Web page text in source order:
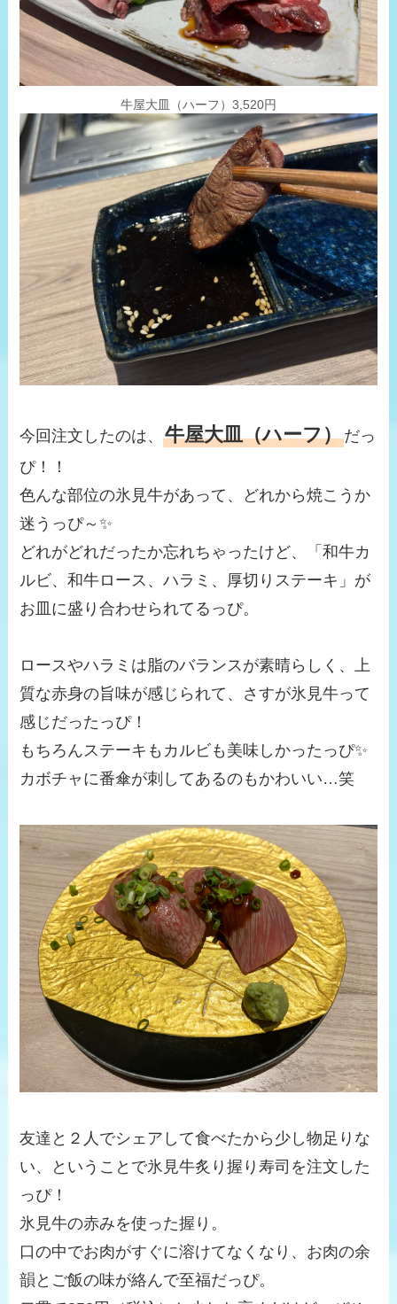
牛屋大皿（ハーフ）3,520円
今回注文したのは、牛屋大皿（ハーフ）だっ
ぴ！！
色んな部位の氷見牛があって、どれから焼こうか
迷うっぴ～✨
どれがどれだったか忘れちゃったけど、「和牛カ
ルビ、和牛ロース、ハラミ、厚切りステーキ」が
お皿に盛り合わせられてるっぴ。
ロースやハラミは脂のバランスが素晴らしく、上
質な赤身の旨味が感じられて、さすが氷見牛って
感じだったっぴ！
もちろんステーキもカルビも美味しかったっぴ✨
カボチャに番傘が刺してあるのもかわいい…笑
友達と２人でシェアして食べたから少し物足りな
い、ということで氷見牛炙り握り寿司を注文した
っぴ！
氷見牛の赤みを使った握り。
口の中でお肉がすぐに溶けてなくなり、お肉の余
韻とご飯の味が絡んで至福だっぴ。